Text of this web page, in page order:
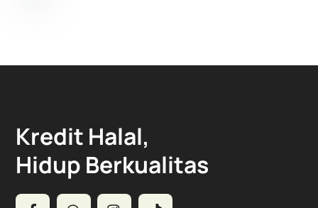
Kredit Halal,
Hidup Berkualitas